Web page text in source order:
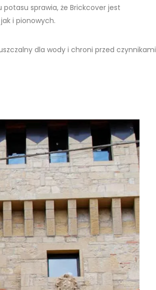
sprawia, że Brickcover jest
i pionowych.
dla wody i chroni przed czynnikami